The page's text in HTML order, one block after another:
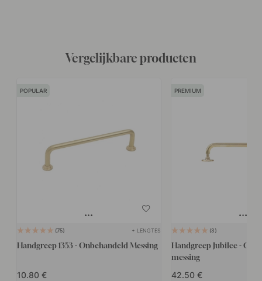
Vergelijkbare producten
POPULAR
75 + LENGTES
Handgreep 1353 - Onbehandeld Messing
10.80
PREMIUM
3
Handgreep Jubilee -
messing
42.50